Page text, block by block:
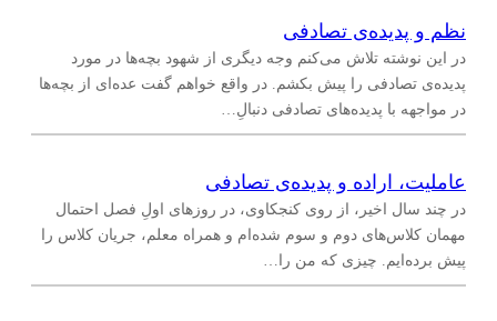
نظم و پدیده‌ی تصادفی
در این نوشته تلاش می‌کنم وجه دیگری از شهود بچه‌ها در مورد
پدیده‌ی تصادفی را پیش بکشم. در واقع خواهم گفت عده‌ای از بچه‌ها
در مواجهه با پدیده‌های تصادفی دنبال‌ِ…
عاملیت، اراده و پدیده‌ی تصادفی
در چند سال اخیر، از روی کنجکاوی، در روزهای اولِ فصل احتمال
مهمان کلاس‌های دوم و سوم شده‌ام و همراه معلم، جریان کلاس را
پیش برده‌ایم. چیزی که من را…